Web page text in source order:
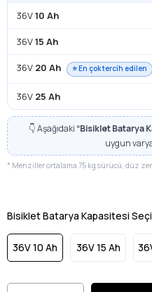
36V10 Ah
36V15 Ah
36V 20 Ah ⭐ En çok tercih edilen
36V 25 Ah
👇 Aşağıdaki “Bisiklet Batarya
uygun
* Menziller ortalama 75 kg sürücü, düz
Bisiklet Batarya Kapasitesi
36V 10 Ah 36V 15 Ah